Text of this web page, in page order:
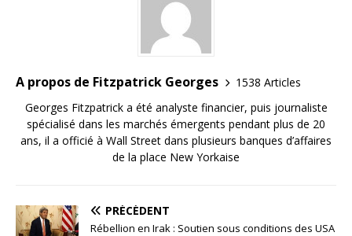
A propos de Fitzpatrick Georges
1538 Articles
Georges Fitzpatrick a été analyste financier, puis journaliste
spécialisé dans les marchés émergents pendant plus de 20
ans, il a officié à Wall Street dans plusieurs banques d’affaires
de la place New Yorkaise
PRÉCÉDENT
Rébellion en Irak : Soutien sous conditions des USA